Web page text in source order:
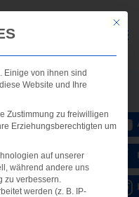
Mit
Einige von ihnen sind
Website und Ihre
Zustimmung zu freiwilligen
Erziehungsberechtigten um
auf unserer
während andere uns
zu verbessern.
werden (z. B. IP-